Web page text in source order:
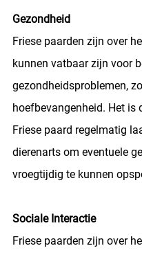
Gezondheid
Friese paarden zijn over
kunnen vatbaar zijn voor
gezondheidsproblemen,
hoefbevangenheid. Het is
Friese paard regelmatig
dierenarts om eventuele
vroegtijdig te kunnen
Sociale Interactie
Friese paarden zijn over